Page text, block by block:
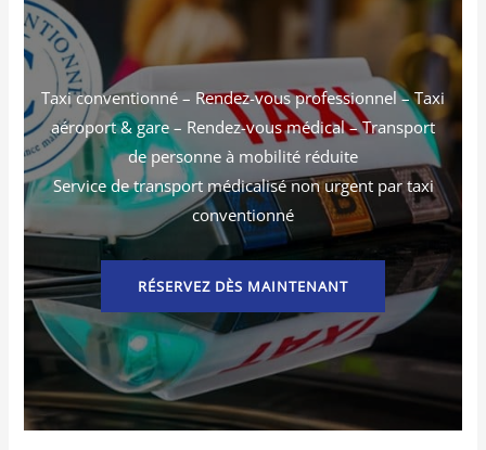
Taxi conventionné – Rendez-vous professionnel – Taxi
aéroport & gare – Rendez-vous médical – Transport
de personne à mobilité réduite
Service de transport médicalisé non urgent par taxi
conventionné
RÉSERVEZ DÈS MAINTENANT